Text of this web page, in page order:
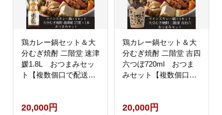
鶏カレー鍋セット＆大
分むぎ焼酎 二階堂 速津
媛1.8L おつまみセッ
ト【複数個口で配送】
20,000円
鶏カレー鍋セット＆大
分むぎ焼酎 二階堂 吉四
六つぼ720ml おつま
みセット【複数個口で
20,000円